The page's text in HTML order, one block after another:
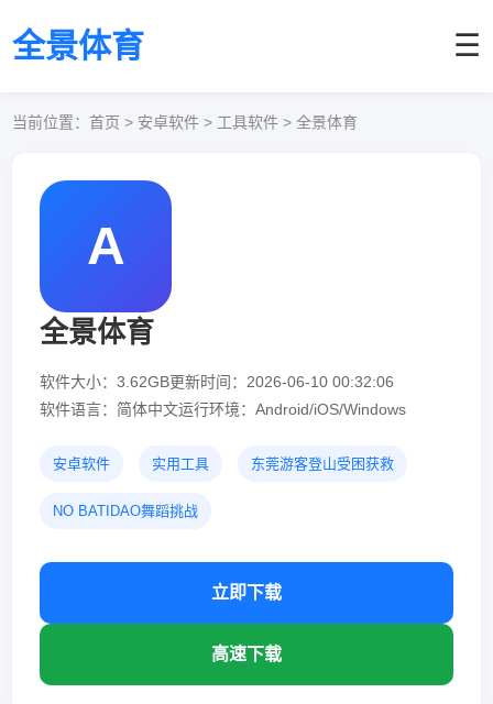
全景体育 ☰
当前位置：首页 > 安卓软件 > 工具软件 > 全景体育
A
全景体育
软件大小：3.62GB更新时间：2026-06-10 00:32:06
软件语言：简体中文运行环境：Android/iOS/Windows
安卓软件 实用工具 东莞游客登山受困获救
NO BATIDAO舞蹈挑战
立即下载
高速下载